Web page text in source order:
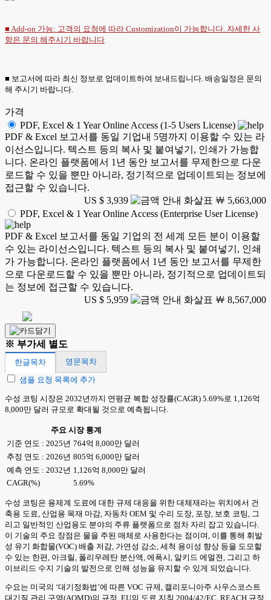
■ Add-on 가능: 고객의 요청에 따라 Customization이 가능합니다. 자세한 사
항은 문의 해주시기 바랍니다
■ 보고서에 따라 최신 정보로 업데이트하여 보내드립니다. 배송일정은 문의
해 주시기 바랍니다.
가격
PDF, Excel & 1 Year Online Access (1-5 Users License)
PDF & Excel 보고서를 동일 기업내 5명까지 이용할 수 있는 라
이선스입니다. 텍스트 등의 복사 및 붙여넣기, 인쇄가 가능합
니다. 온라인 플랫폼에서 1년 동안 보고서를 무제한으로 다운
로드할 수 있을 뿐만 아니라, 정기적으로 업데이트되는 정보에
접근할 수 있습니다.
US $ 3,939
￦ 5,663,000
PDF, Excel & 1 Year Online Access (Enterprise User License)
PDF & Excel 보고서를 동일 기업의 전 세계 모든 분이 이용할
수 있는 라이선스입니다. 텍스트 등의 복사 및 붙여넣기, 인쇄
가 가능합니다. 온라인 플랫폼에서 1년 동안 보고서를 무제한
으로 다운로드할 수 있을 뿐만 아니라, 정기적으로 업데이트되
는 정보에 접근할 수 있습니다.
US $ 5,959
￦ 8,567,000
※ 부가세 별도
한글목차
영문목차
샘플 요청 목록에 추가
수성 코팅 시장은 2032년까지 연평균 복합 성장률(CAGR) 5.69%로 1,126억
8,000만 달러 규모로 확대될 것으로 예측됩니다.
주요 시장 통계
기준 연도 : 2025년 764억 8,000만 달러
추정 연도 : 2026년 805억 6,000만 달러
예측 연도 : 2032년 1,126억 8,000만 달러
CAGR(%)
5.69%
수성 코팅은 용제계 도료에 대한 규제 대응을 위한 대체재라는 위치에서 건
축용 도료, 산업용 목재 마감, 자동차 OEM 및 수리 도장, 포장, 보호 코팅, 그
리고 일반적인 산업용도 분야의 주류 플랫폼으로 점차 자리 잡고 있습니다.
이 기술의 주요 장점은 물을 주된 매체로 사용한다는 점이며, 이를 통해 휘발
성 유기 화합물(VOC) 배출 저감, 가연성 감소, 세척 용이성 향상 등을 도모할
수 있는 한편, 아크릴, 폴리우레탄 분산액, 에폭시, 알키드 에멀젼, 그리고 하
이브리드 수지 기술의 발전으로 인해 성능을 유지할 수 있게 되었습니다.
수요는 미국의 ‘대기정화법’에 따른 VOC 규제, 캘리포니아주 사우스코스트
대기질 관리 구역(AQMD)의 규정, EU의 도료 지침 2004/42/EC, REACH 규정,